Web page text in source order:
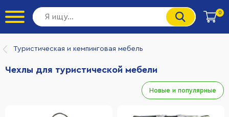
0
Туристическая и кемпинговая мебель
Чехлы для туристической мебели
Новые и популярные